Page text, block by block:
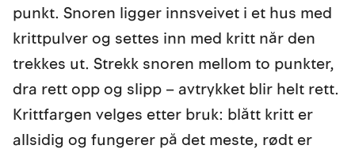
punkt. Snoren ligger innsveivet i et hus med
krittpulver og settes inn med kritt når den
trekkes ut. Strekk snoren mellom to punkter,
dra rett opp og slipp – avtrykket blir helt rett.
Krittfargen velges etter bruk: blått kritt er
allsidig og fungerer på det meste, rødt er